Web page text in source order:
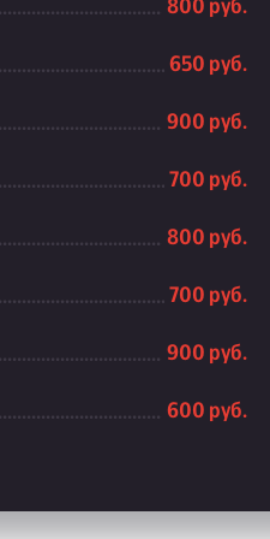
800 руб.
650 руб.
900 руб.
700 руб.
800 руб.
700 руб.
900 руб.
600 руб.